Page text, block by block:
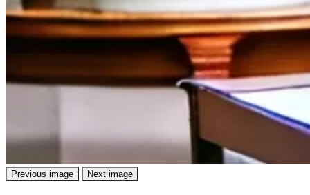
Previous image Next image